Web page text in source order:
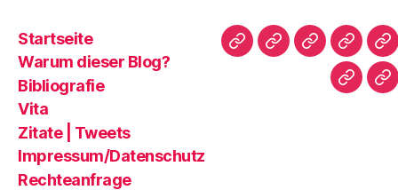
Startseite
Warum dieser Blog?
Bibliografie
Vita
Zitate | Tweets
Impressum/Datenschutz
Rechteanfrage
Startseite
WarumBibliografie
Vita
|